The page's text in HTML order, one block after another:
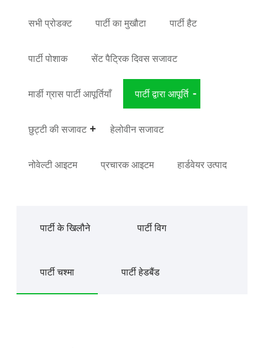
सभी प्रोडक्ट पार्टी का मुखौटा पार्टी हैट
पार्टी पोशाक सेंट पैट्रिक दिवस सजावट
मार्डी ग्रास पार्टी आपूर्तियाँ पार्टी द्वारा आपूर्ति
छुट्टी की सजावट हेलोवीन सजावट
नोवेल्टी आइटम प्रचारक आइटम हार्डवेयर उत्पाद
पार्टी के खिलौने पार्टी विग
पार्टी चश्मा पार्टी हेडबैंड